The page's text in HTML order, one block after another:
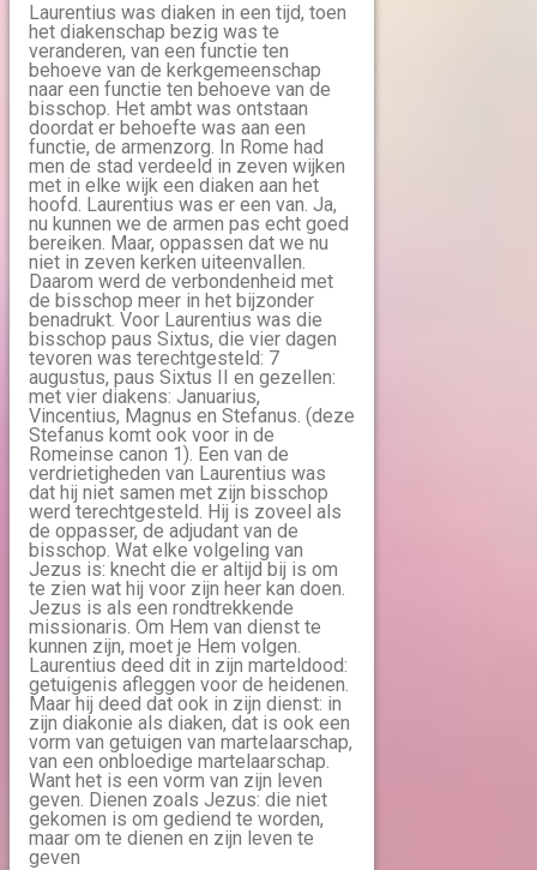
Laurentius was diaken in een tijd, toen
het diakenschap bezig was te
veranderen, van een functie ten
behoeve van de kerkgemeenschap
naar een functie ten behoeve van de
bisschop. Het ambt was ontstaan
doordat er behoefte was aan een
functie, de armenzorg. In Rome had
men de stad verdeeld in zeven wijken
met in elke wijk een diaken aan het
hoofd. Laurentius was er een van. Ja,
nu kunnen we de armen pas echt goed
bereiken. Maar, oppassen dat we nu
niet in zeven kerken uiteenvallen.
Daarom werd de verbondenheid met
de bisschop meer in het bijzonder
benadrukt. Voor Laurentius was die
bisschop paus Sixtus, die vier dagen
tevoren was terechtgesteld: 7
augustus, paus Sixtus II en gezellen:
met vier diakens: Januarius,
Vincentius, Magnus en Stefanus. (deze
Stefanus komt ook voor in de
Romeinse canon 1). Een van de
verdrietigheden van Laurentius was
dat hij niet samen met zijn bisschop
werd terechtgesteld. Hij is zoveel als
de oppasser, de adjudant van de
bisschop. Wat elke volgeling van
Jezus is: knecht die er altijd bij is om
te zien wat hij voor zijn heer kan doen.
Jezus is als een rondtrekkende
missionaris. Om Hem van dienst te
kunnen zijn, moet je Hem volgen.
Laurentius deed dit in zijn marteldood:
getuigenis afleggen voor de heidenen.
Maar hij deed dat ook in zijn dienst: in
zijn diakonie als diaken, dat is ook een
vorm van getuigen van martelaarschap,
van een onbloedige martelaarschap.
Want het is een vorm van zijn leven
geven. Dienen zoals Jezus: die niet
gekomen is om gediend te worden,
maar om te dienen en zijn leven te
geven